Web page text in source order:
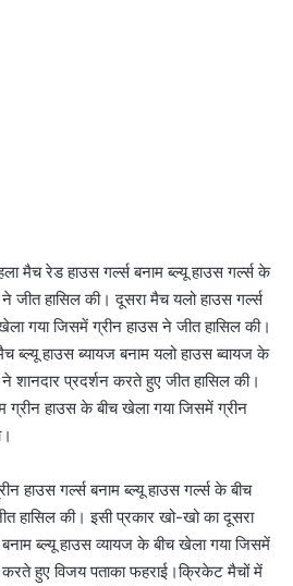
मैच रेड हाउस गर्ल्स बनाम ब्ल्यू हाउस गर्ल्स के
जीत हासिल की। दूसरा मैच यलो हाउस गर्ल्स
गया जिसमें ग्रीन हाउस ने जीत हासिल की।
ब्ल्यू हाउस ब्यायज बनाम यलो हाउस ब्वायज के
शानदार प्रदर्शन करते हुए जीत हासिल की।
ग्रीन हाउस के बीच खेला गया जिसमें ग्रीन
हाउस गर्ल्स बनाम ब्ल्यू हाउस गर्ल्स के बीच
हासिल की। इसी प्रकार खो-खो का दूसरा
ब्ल्यू हाउस व्यायज के बीच खेला गया जिसमें
करते हुए विजय पताका फहराई।क्रिकेट मैचों में